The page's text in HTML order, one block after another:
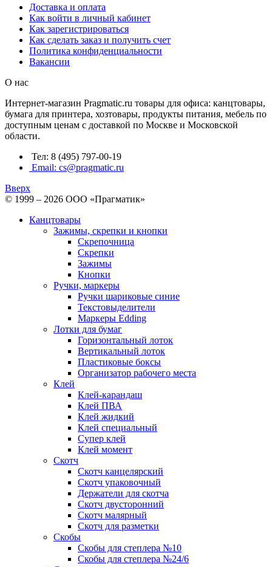
Доставка и оплата
Как войти в личный кабинет
Как зарегистрироваться
Как сделать заказ и получить счет
Политика конфиденциальности
Вакансии
О нас
Интернет-магазин Pragmatic.ru товары для офиса: канцтовары,
бумага для принтера, хозтовары, продукты питания, мебель по
доступным ценам с доставкой по Москве и Московской
области.
Тел: 8 (495) 797-00-19
Email: cs@pragmatic.ru
Вверх
© 1999 – 2026 ООО «Прагматик»
Канцтовары
Зажимы, скрепки и кнопки
Скрепочница
Скрепки
Зажимы
Кнопки
Ручки, маркеры
Ручки шариковые синие
Текстовыделители
Маркеры Edding
Лотки для бумаг
Горизонтальный лоток
Вертикальный лоток
Пластиковые боксы
Организатор рабочего места
Клей
Клей-карандаш
Клей ПВА
Клей жидкий
Клей специальный
Супер клей
Клей момент
Скотч
Скотч канцелярский
Скотч упаковочный
Держатели для скотча
Скотч двусторонний
Скотч малярный
Скотч для разметки
Скобы
Скобы для степлера №10
Скобы для степлера №24/6